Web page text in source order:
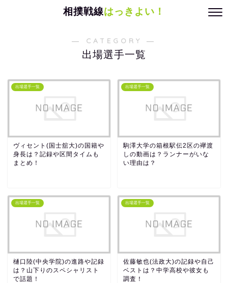
相撲戦線はっきよい！
― CATEGORY ―
出場選手一覧
出場選手一覧
ヴィセント(国士舘大)の国籍や
身長は？記録や区間タイムも
まとめ！
出場選手一覧
駒澤大学の箱根駅伝2区の襷渡
しの動画は？ランナーがいな
い理由は？
出場選手一覧
樋口陸(中央学院)の進路や記録
は？山下りのスペシャリスト
で話題！
出場選手一覧
佐藤敏也(法政大)の記録や自己
ベストは？中学高校や彼女も
調査！